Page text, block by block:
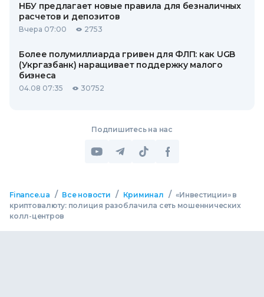
НБУ предлагает новые правила для безналичных
расчетов и депозитов
Вчера 07:00 2753
Более полумиллиарда гривен для ФЛП: как UGB
(Укргазбанк) наращивает поддержку малого
бизнеса
04.08 07:35 30752
Подпишитесь на нас
Finance.ua / Все новости / Криминал / «Инвестиции» в
криптовалюту: полиция разоблачила сеть мошеннических
колл-центров